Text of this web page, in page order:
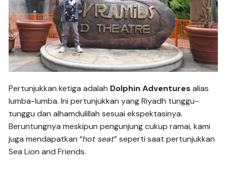
Pertunjukkan ketiga adalah Dolphin Adventures alias
lumba-lumba. Ini pertunjukkan yang Riyadh tunggu-
tunggu dan alhamdulillah sesuai ekspektasinya.
Beruntungnya meskipun pengunjung cukup ramai, kami
juga mendapatkan “hot seat” seperti saat pertunjukkan
Sea Lion and Friends.